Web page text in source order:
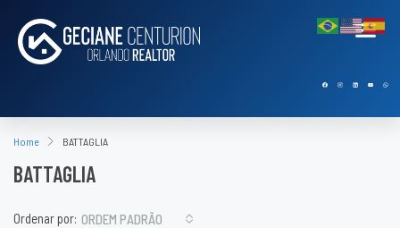
Home BATTAGLIA
BATTAGLIA
Ordenar por: ORDEM PADRÃO